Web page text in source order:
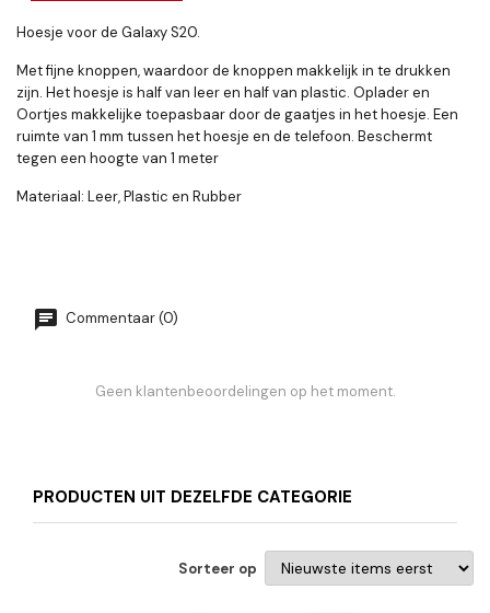
Hoesje voor de Galaxy S20.
Met fijne knoppen, waardoor de knoppen makkelijk in te drukken
zijn. Het hoesje is half van leer en half van plastic. Oplader en
Oortjes makkelijke toepasbaar door de gaatjes in het hoesje. Een
ruimte van 1 mm tussen het hoesje en de telefoon. Beschermt
tegen een hoogte van 1 meter
Materiaal: Leer, Plastic en Rubber
Commentaar (0)
Geen klantenbeoordelingen op het moment.
PRODUCTEN UIT DEZELFDE CATEGORIE
Sorteer op